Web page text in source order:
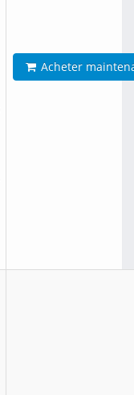
Acheter